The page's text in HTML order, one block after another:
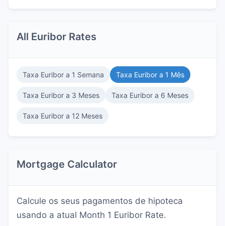
All Euribor Rates
Taxa Euribor a 1 Semana Taxa Euribor a 1 Mês
Taxa Euribor a 3 Meses Taxa Euribor a 6 Meses
Taxa Euribor a 12 Meses
Mortgage Calculator
Calcule os seus pagamentos de hipoteca
usando a atual Month 1 Euribor Rate.